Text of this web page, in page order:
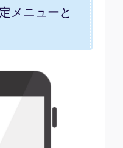
メニューと